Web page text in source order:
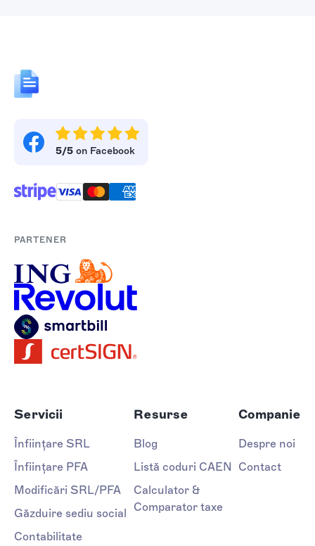
5/5 on Facebook
PARTENER
Servicii
Înființare SRL
Înființare PFA
Modificări SRL/PFA
Găzduire sediu social
Contabilitate
Resurse
Blog
Listă coduri CAEN
Calculator &
Comparator taxe
Companie
Despre noi
Contact